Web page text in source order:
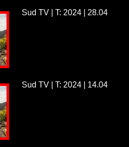
Sud TV | T: 2024 | 28.04
Sud TV | T: 2024 | 14.04